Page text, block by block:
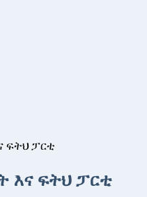
ፍትህ ፓርቲ
እና ፍትህ ፓርቲ